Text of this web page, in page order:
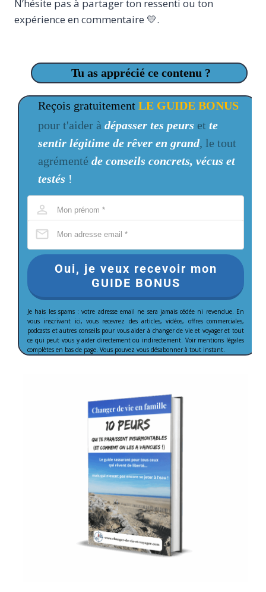
N’hésite pas à partager ton ressenti ou ton
expérience en commentaire 💛.
Tu as apprécié ce contenu ?
Reçois gratuitement LE GUIDE BONUS
pour t'aider à dépasser tes peurs et te
sentir légitime de rêver en grand, le tout
agrémenté de conseils concrets, vécus et
testés !
Oui, je veux recevoir mon
GUIDE BONUS
Je hais les spams : votre adresse email ne sera jamais cédée ni revendue. En
vous inscrivant ici, vous recevrez des articles, vidéos, offres commerciales,
podcasts et autres conseils pour vous aider à changer de vie et voyager et tout
ce qui peut vous y aider directement ou indirectement. Voir mentions légales
complètes en bas de page. Vous pouvez vous désabonner à tout instant.